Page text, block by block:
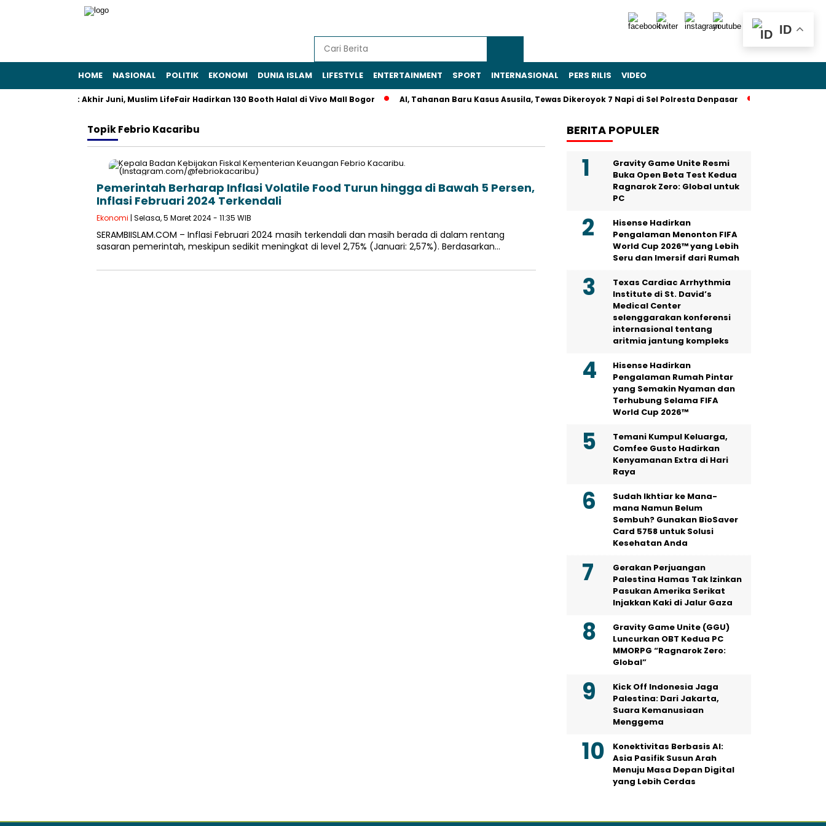
HOME NASIONAL POLITIK EKONOMI DUNIA ISLAM LIFESTYLE ENTERTAINMENT SPORT INTERNASIONAL PERS RILIS VIDEO
Gaya Hidup: Akhir Juni, Muslim LifeFair Hadirkan 130 Booth Halal di Vivo Mall Bogor AI, Tahanan Baru Kasus Asusila, Tewas Dikeroyok 7 Napi di Sel Polresta Denpasar
TopikFebrio Kacaribu
Pemerintah Berharap Inflasi Volatile Food Turun hingga di Bawah 5 Persen,
Inflasi Februari 2024 Terkendali
Ekonomi | Selasa, 5 Maret 2024 - 11:35 WIB
SERAMBIISLAM.COM – Inflasi Februari 2024 masih terkendali dan masih berada di dalam rentang
sasaran pemerintah, meskipun sedikit meningkat di level 2,75% (Januari: 2,57%). Berdasarkan…
BERITA POPULER
Gravity Game Unite Resmi
Buka Open Beta Test Kedua
Ragnarok Zero: Global untuk
PC
Hisense Hadirkan
Pengalaman Menonton FIFA
World Cup 2026™ yang Lebih
Seru dan Imersif dari Rumah
Texas Cardiac Arrhythmia
Institute di St. David’s
Medical Center
selenggarakan konferensi
internasional tentang
aritmia jantung kompleks
Hisense Hadirkan
Pengalaman Rumah Pintar
yang Semakin Nyaman dan
Terhubung Selama FIFA
World Cup 2026™
Temani Kumpul Keluarga,
Comfee Gusto Hadirkan
Kenyamanan Extra di Hari
Raya
Sudah Ikhtiar ke Mana-
mana Namun Belum
Sembuh? Gunakan BioSaver
Card 5758 untuk Solusi
Kesehatan Anda
Gerakan Perjuangan
Palestina Hamas Tak Izinkan
Pasukan Amerika Serikat
Injakkan Kaki di Jalur Gaza
Gravity Game Unite (GGU)
Luncurkan OBT Kedua PC
MMORPG “Ragnarok Zero:
Global”
Kick Off Indonesia Jaga
Palestina: Dari Jakarta,
Suara Kemanusiaan
Menggema
Konektivitas Berbasis AI:
Asia Pasifik Susun Arah
Menuju Masa Depan Digital
yang Lebih Cerdas
ID